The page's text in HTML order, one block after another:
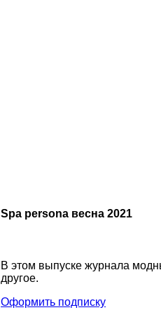
Spa persona весна 2021
В этом выпуске журнала
другое.
Оформить подписку